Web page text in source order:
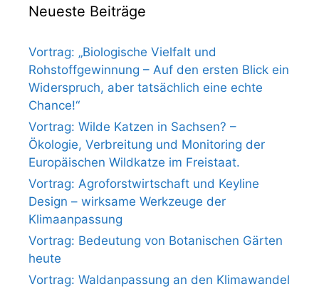
Neueste Beiträge
Vortrag: „Biologische Vielfalt und
Rohstoffgewinnung – Auf den ersten Blick ein
Widerspruch, aber tatsächlich eine echte
Chance!“
Vortrag: Wilde Katzen in Sachsen? –
Ökologie, Verbreitung und Monitoring der
Europäischen Wildkatze im Freistaat.
Vortrag: Agroforstwirtschaft und Keyline
Design – wirksame Werkzeuge der
Klimaanpassung
Vortrag: Bedeutung von Botanischen Gärten
heute
Vortrag: Waldanpassung an den Klimawandel